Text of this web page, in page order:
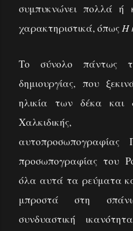
συμπυκνώνει πολλά
χαρακτηριστικά, όπωςΗ
Το σύνολο πάντως
δημιουργίας, που
ηλικία των δέκα και
Χαλκιδικής,
προσωπογραφίας του
όλα αυτά τα ρεύματα
μπροστά στη
συνδυαστική